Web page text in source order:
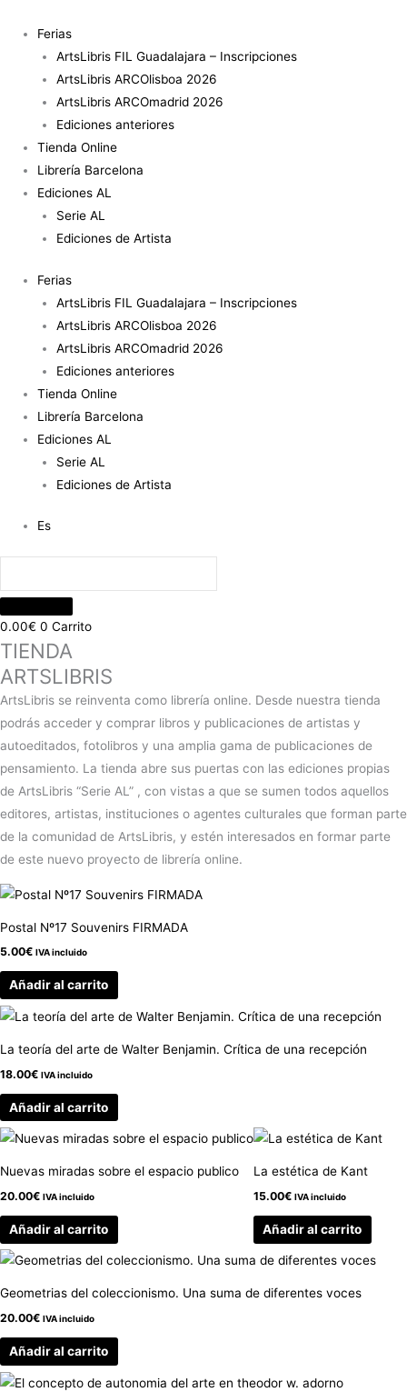
contenido
Ferias
ArtsLibris FIL Guadalajara – Inscripciones
ArtsLibris ARCOlisboa 2026
ArtsLibris ARCOmadrid 2026
Ediciones anteriores
Tienda Online
Librería Barcelona
Ediciones AL
Serie AL
Ediciones de Artista
Ferias
ArtsLibris FIL Guadalajara – Inscripciones
ArtsLibris ARCOlisboa 2026
ArtsLibris ARCOmadrid 2026
Ediciones anteriores
Tienda Online
Librería Barcelona
Ediciones AL
Serie AL
Ediciones de Artista
Es
0.00€ 0 Carrito
TIENDA
ARTSLIBRIS
ArtsLibris se reinventa como librería online. Desde nuestra tienda
podrás acceder y comprar libros y publicaciones de artistas y
autoeditados, fotolibros y una amplia gama de publicaciones de
pensamiento. La tienda abre sus puertas con las ediciones propias
de ArtsLibris “Serie AL” , con vistas a que se sumen todos aquellos
editores, artistas, instituciones o agentes culturales que forman parte
de la comunidad de ArtsLibris, y estén interesados en formar parte
de este nuevo proyecto de librería online.
Postal Nº17 Souvenirs FIRMADA
5.00€ IVA incluido
Añadir al carrito
La teoría del arte de Walter Benjamin. Crítica de una recepción
18.00€ IVA incluido
Añadir al carrito
Nuevas miradas sobre el espacio publico
20.00€ IVA incluido
Añadir al carrito
La estética de Kant
15.00€ IVA incluido
Añadir al carrito
Geometrias del coleccionismo. Una suma de diferentes voces
20.00€ IVA incluido
Añadir al carrito